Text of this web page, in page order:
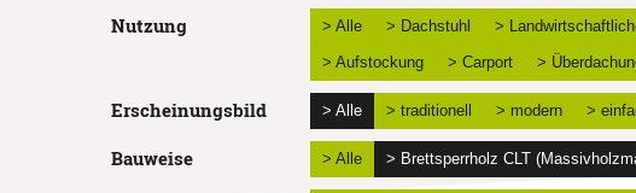
Nutzung > Alle > Dachstuhl >
> Aufstockung
> Carport >
Erscheinungsbild > Alle > traditionell > modern >
Bauweise > Alle > Brettsperrholz CLT